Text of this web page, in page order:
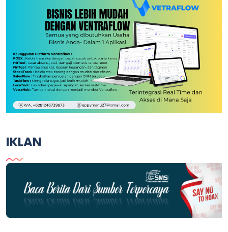
IKLAN